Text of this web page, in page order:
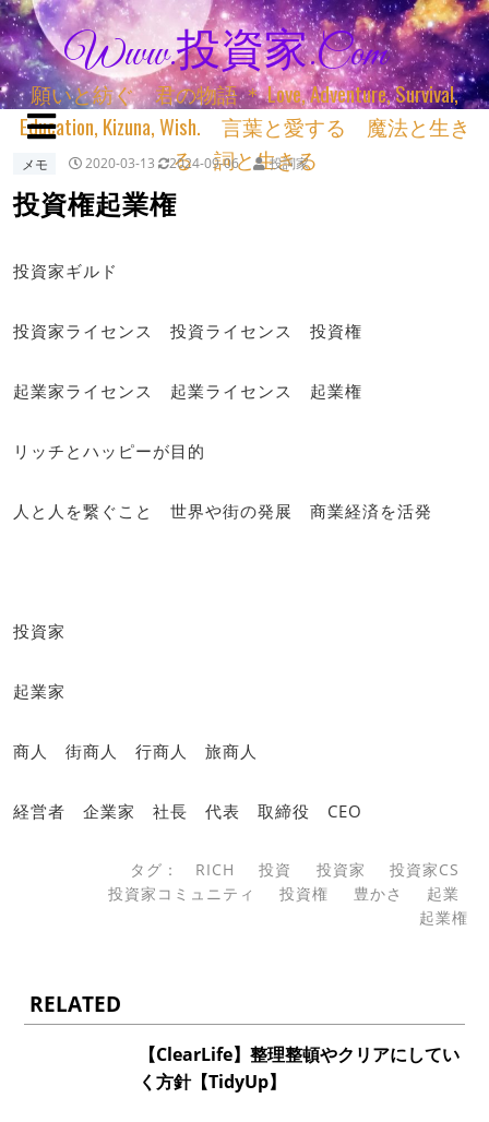
Www.投資家.com
願いと紡ぐ 君の物語 ＊ Love, Adventure, Survival,
Education, Kizuna, Wish. 言葉と愛する 魔法と生き
る 詞と生きる
メモ 2020-03-13 2024-09-06 投詞家
投資権起業権
投資家ギルド
投資家ライセンス 投資ライセンス 投資権
起業家ライセンス 起業ライセンス 起業権
リッチとハッピーが目的
人と人を繋ぐこと 世界や街の発展 商業経済を活発
投資家
起業家
商人 街商人 行商人 旅商人
経営者 企業家 社長 代表 取締役 CEO
タグ： RICH 投資 投資家
投資家CS
投資家コミュニティ
投資権 豊かさ
起業
起業権
RELATED
【ClearLife】整理整頓やクリアにしてい
く方針【TidyUp】